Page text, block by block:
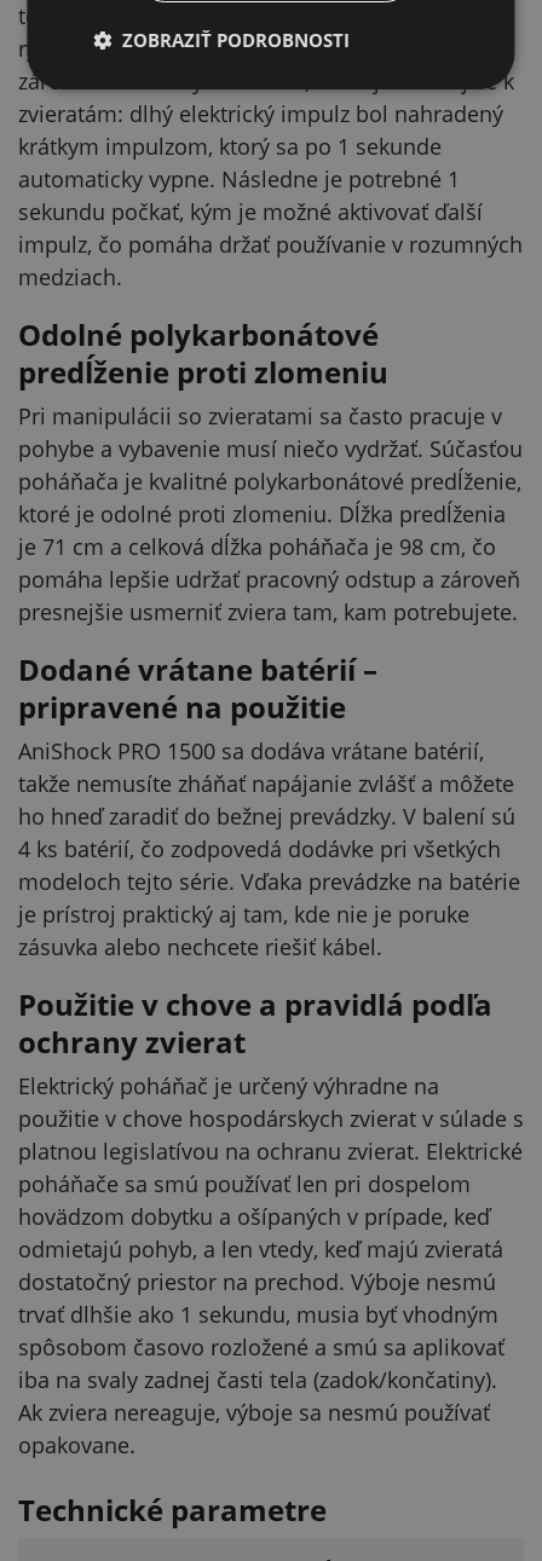
tónu, ktorý môže pomôcť, aby zviera zareagovalo
rýchlejšie bez opakovaných zásahov. Výrobca
zároveň uvádza vyhotovenie, ktoré je šetrnejšie k
zvieratám: dlhý elektrický impulz bol nahradený
krátkym impulzom, ktorý sa po 1 sekunde
automaticky vypne. Následne je potrebné 1
sekundu počkať, kým je možné aktivovať ďalší
impulz, čo pomáha držať používanie v rozumných
medziach.
Odolné polykarbonátové
predĺženie proti zlomeniu
Pri manipulácii so zvieratami sa často pracuje v
pohybe a vybavenie musí niečo vydržať. Súčasťou
poháňača je kvalitné polykarbonátové predĺženie,
ktoré je odolné proti zlomeniu. Dĺžka predĺženia
je 71 cm a celková dĺžka poháňača je 98 cm, čo
pomáha lepšie udržať pracovný odstup a zároveň
presnejšie usmerniť zviera tam, kam potrebujete.
Dodané vrátane batérií –
pripravené na použitie
AniShock PRO 1500 sa dodáva vrátane batérií,
takže nemusíte zháňať napájanie zvlášť a môžete
ho hneď zaradiť do bežnej prevádzky. V balení sú
4 ks batérií, čo zodpovedá dodávke pri všetkých
modeloch tejto série. Vďaka prevádzke na batérie
je prístroj praktický aj tam, kde nie je poruke
zásuvka alebo nechcete riešiť kábel.
Použitie v chove a pravidlá podľa
ochrany zvierat
Elektrický poháňač je určený výhradne na
použitie v chove hospodárskych zvierat v súlade s
platnou legislatívou na ochranu zvierat. Elektrické
poháňače sa smú používať len pri dospelom
hovädzom dobytku a ošípaných v prípade, keď
odmietajú pohyb, a len vtedy, keď majú zvieratá
dostatočný priestor na prechod. Výboje nesmú
trvať dlhšie ako 1 sekundu, musia byť vhodným
spôsobom časovo rozložené a smú sa aplikovať
iba na svaly zadnej časti tela (zadok/končatiny).
Ak zviera nereaguje, výboje sa nesmú používať
opakovane.
Technické parametre
ZOBRAZIŤ PODROBNOSTI